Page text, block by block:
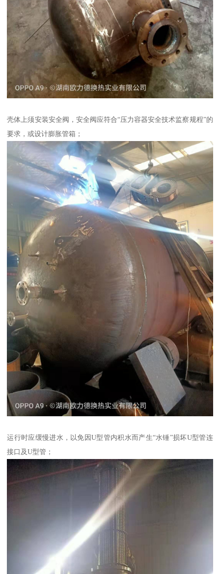
壳体上须安装安全阀，安全阀应符合“压力容器安全技术监察规程”的
要求，或设计膨胀管箱；
运行时应缓慢进水，以免因U型管内积水而产生“水锤”损坏U型管连
接口及U型管；